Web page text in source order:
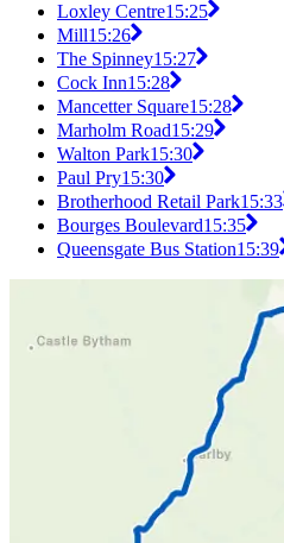
Loxley Centre15:25
Mill15:26
The Spinney15:27
Cock Inn15:28
Mancetter Square15:28
Marholm Road15:29
Walton Park15:30
Paul Pry15:30
Brotherhood Retail Park15:33
Bourges Boulevard15:35
Queensgate Bus Station15:39